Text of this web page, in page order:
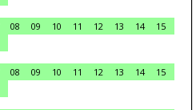
08 09 10 11 12 13 14
15
08 09 10 11 12 13 14
15